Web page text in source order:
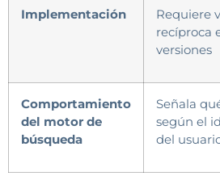
Implementación
Requiere
recíproca
versiones
Comportamiento
del motor de
búsqueda
Señala
según el
del